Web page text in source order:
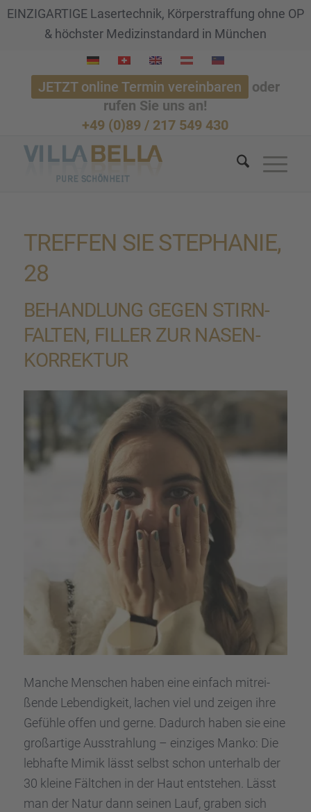
EINZIGARTIGE Lasertechnik, Körperstraffung ohne OP
& höchster Medizinstandard in München
JETZT online Termin vereinbaren
oder
rufen Sie uns an!
+49 (0)89 / 217 549 430
TREFFEN SIE STEPHA­NIE,
28
BEHAND­LUNG GEGEN STIRN­
FAL­TEN, FILLER ZUR NASEN­
KOR­REK­TUR
Manche Menschen haben eine einfach mitrei­
ßende Leben­dig­keit, lachen viel und zeigen ihre
Gefühle offen und gerne. Dadurch haben sie eine
großar­tige Ausstrah­lung – einzi­ges Manko: Die
lebhafte Mimik lässt selbst schon unter­halb der
30 kleine Fältchen in der Haut entste­hen. Lässt
man der Natur dann seinen Lauf, graben sich